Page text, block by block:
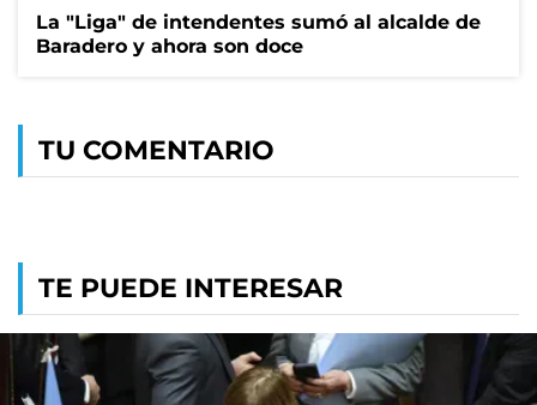
La "Liga" de intendentes sumó al alcalde de
Baradero y ahora son doce
TU COMENTARIO
TE PUEDE INTERESAR